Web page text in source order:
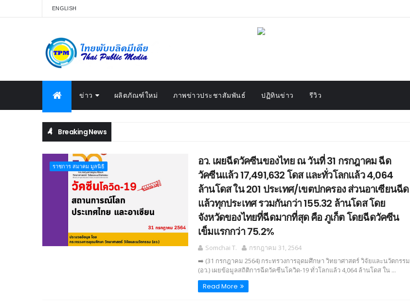
ENGLISH
ข่าว ผลิตภัณฑ์ใหม่ ภาพข่าวประชาสัมพันธ์ ปฏิทินข่าว รีวิว
Breaking News
ราชการ สมาคม มูลนิธิ
อว. เผยฉีดวัคซีนของไทย ณ วันที่ 31 กรกฎาคม ฉีด
วัคซีนแล้ว 17,491,632 โดส และทั่วโลกแล้ว 4,064
ล้านโดส ใน 201 ประเทศ/เขตปกครอง ส่วนอาเซียนฉีด
แล้วทุกประเทศ รวมกันกว่า 155.32 ล้านโดส โดย
จังหวัดของไทยที่ฉีดมากที่สุด คือ ภูเก็ต โดยฉีดวัคซีน
เข็มแรกกว่า 75.2%
Somchai T.
กรกฎาคม 31, 2564
➡️ (31 กรกฎาคม 2564) กระทรวงการอุดมศึกษา วิทยาศาสตร์ วิจัยและนวัตกรรม
(อว.) เผยข้อมูลสถิติการฉีดวัคซีนโควิด-19 ทั่วโลกแล้ว 4,064 ล้านโดส ใน ...
Read More